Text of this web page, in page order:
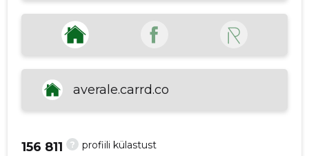
averale.carrd.co
? profiili külastust
156 811